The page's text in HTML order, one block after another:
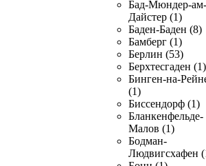
Бад-Мюндер-ам-
Дайстер (1)
Баден-Баден (8)
Бамберг (1)
Берлин (53)
Берхтесгаден (1)
Бинген-на-
(1)
Биссендорф (1)
Бланкенфельде-
Малов (1)
Бодман-
Людвигсхафен